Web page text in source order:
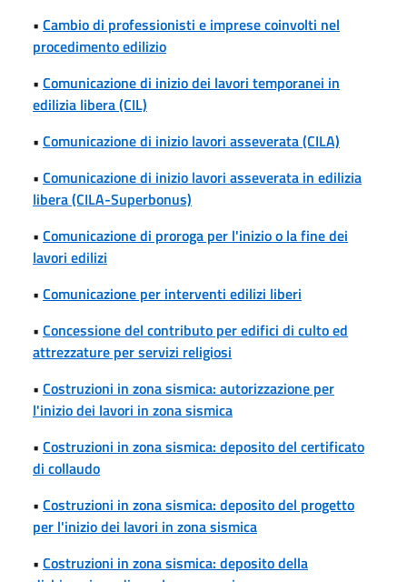
• Cambio di professionisti e imprese coinvolti nel
procedimento edilizio
• Comunicazione di inizio dei lavori temporanei in
edilizia libera (CIL)
• Comunicazione di inizio lavori asseverata (CILA)
• Comunicazione di inizio lavori asseverata in edilizia
libera (CILA-Superbonus)
• Comunicazione di proroga per l'inizio o la fine dei
lavori edilizi
• Comunicazione per interventi edilizi liberi
• Concessione del contributo per edifici di culto ed
attrezzature per servizi religiosi
• Costruzioni in zona sismica: autorizzazione per
l'inizio dei lavori in zona sismica
• Costruzioni in zona sismica: deposito del certificato
di collaudo
• Costruzioni in zona sismica: deposito del progetto
per l'inizio dei lavori in zona sismica
• Costruzioni in zona sismica: deposito della